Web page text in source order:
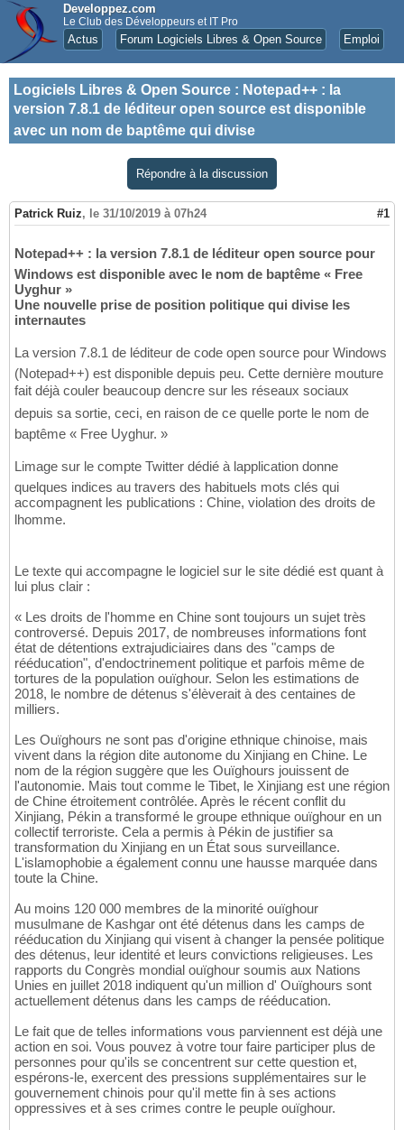
Developpez.com
Le Club des Développeurs et IT Pro
Actus Forum Logiciels Libres & Open Source Emploi
Logiciels Libres & Open Source : Notepad++ : la
version 7.8.1 de léditeur open source est disponible
avec un nom de baptême qui divise
Répondre à la discussion
Patrick Ruiz, le 31/10/2019 à 07h24 #1
Notepad++ : la version 7.8.1 de léditeur open source pour
Windows est disponible avec le nom de baptême « Free
Uyghur »
Une nouvelle prise de position politique qui divise les
internautes
La version 7.8.1 de léditeur de code open source pour Windows
(Notepad++) est disponible depuis peu. Cette dernière mouture
fait déjà couler beaucoup dencre sur les réseaux sociaux
depuis sa sortie, ceci, en raison de ce quelle porte le nom de
baptême « Free Uyghur. »
Limage sur le compte Twitter dédié à lapplication donne
quelques indices au travers des habituels mots clés qui
accompagnent les publications : Chine, violation des droits de
lhomme.
Le texte qui accompagne le logiciel sur le site dédié est quant à
lui plus clair :
« Les droits de l'homme en Chine sont toujours un sujet très
controversé. Depuis 2017, de nombreuses informations font
état de détentions extrajudiciaires dans des "camps de
rééducation", d'endoctrinement politique et parfois même de
tortures de la population ouïghour. Selon les estimations de
2018, le nombre de détenus s'élèverait à des centaines de
milliers.
Les Ouïghours ne sont pas d'origine ethnique chinoise, mais
vivent dans la région dite autonome du Xinjiang en Chine. Le
nom de la région suggère que les Ouïghours jouissent de
l'autonomie. Mais tout comme le Tibet, le Xinjiang est une région
de Chine étroitement contrôlée. Après le récent conflit du
Xinjiang, Pékin a transformé le groupe ethnique ouïghour en un
collectif terroriste. Cela a permis à Pékin de justifier sa
transformation du Xinjiang en un État sous surveillance.
L'islamophobie a également connu une hausse marquée dans
toute la Chine.
Au moins 120 000 membres de la minorité ouïghour
musulmane de Kashgar ont été détenus dans les camps de
rééducation du Xinjiang qui visent à changer la pensée politique
des détenus, leur identité et leurs convictions religieuses. Les
rapports du Congrès mondial ouïghour soumis aux Nations
Unies en juillet 2018 indiquent qu'un million d' Ouïghours sont
actuellement détenus dans les camps de rééducation.
Le fait que de telles informations vous parviennent est déjà une
action en soi. Vous pouvez à votre tour faire participer plus de
personnes pour qu'ils se concentrent sur cette question et,
espérons-le, exercent des pressions supplémentaires sur le
gouvernement chinois pour qu'il mette fin à ses actions
oppressives et à ses crimes contre le peuple ouïghour.